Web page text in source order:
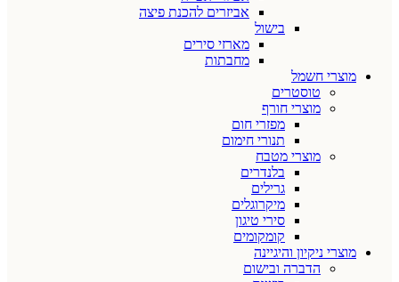
אביזרים להכנת פיצה
בישול
מארזי סירים
מחבתות
מוצרי חשמל
טוסטרים
מוצרי חורף
מפזרי חום
תנורי חימום
מוצרי מטבח
בלנדרים
גרילים
מיקרוגלים
סירי טיגון
קומקומים
מוצרי ניקיון והיגיינה
הדברה ובישום